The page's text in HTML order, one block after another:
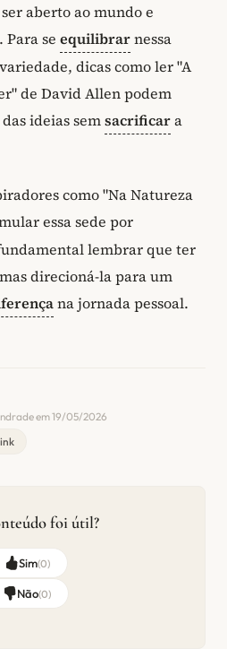
aberto ao mundo e
se equilibrarnessa
dicas como ler "A
de David Allen podem
ideias semsacrificara
como "Na Natureza
essa sede por
lembrar que ter
direcioná-la para um
na jornada pessoal.
em 19/05/2026
foi útil?
Sim(0)
Não(0)